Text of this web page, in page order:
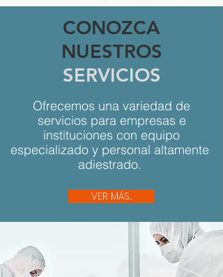
CONOZCA
NUESTROS
SERVICIOS
Ofrecemos una variedad de
servicios para empresas e
instituciones con equipo
especializado y personal altamente
adiestrado.
VER MÁS...